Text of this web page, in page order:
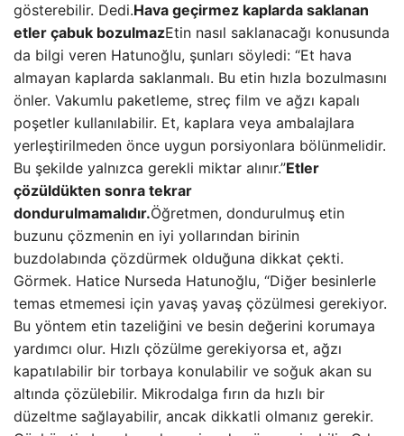
gösterebilir. Dedi.Hava geçirmez kaplarda saklanan
etler çabuk bozulmazEtin nasıl saklanacağı konusunda
da bilgi veren Hatunoğlu, şunları söyledi: “Et hava
almayan kaplarda saklanmalı. Bu etin hızla bozulmasını
önler. Vakumlu paketleme, streç film ve ağzı kapalı
poşetler kullanılabilir. Et, kaplara veya ambalajlara
yerleştirilmeden önce uygun porsiyonlara bölünmelidir.
Bu şekilde yalnızca gerekli miktar alınır.”Etler
çözüldükten sonra tekrar
dondurulmamalıdır.Öğretmen, dondurulmuş etin
buzunu çözmenin en iyi yollarından birinin
buzdolabında çözdürmek olduğuna dikkat çekti.
Görmek. Hatice Nurseda Hatunoğlu, “Diğer besinlerle
temas etmemesi için yavaş yavaş çözülmesi gerekiyor.
Bu yöntem etin tazeliğini ve besin değerini korumaya
yardımcı olur. Hızlı çözülme gerekiyorsa et, ağzı
kapatılabilir bir torbaya konulabilir ve soğuk akan su
altında çözülebilir. Mikrodalga fırın da hızlı bir
düzeltme sağlayabilir, ancak dikkatli olmanız gerekir.